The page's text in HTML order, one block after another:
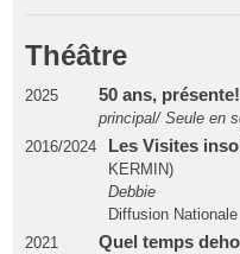
Théâtre
2025 50 ans, présente!
principal/ Seule en
2016/2024
Les Visites
KERMIN)
Debbie
Diffusion Nationale
2021
Quel temps